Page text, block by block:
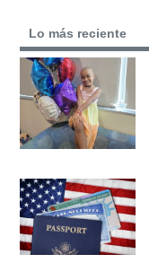
Lo más reciente